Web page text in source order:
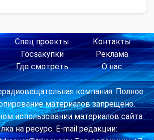
Спец проекты
Госзакупки
Где смотреть
Контакты
Реклама
О нас
компания. Полное
материалов запрещено.
использовании материалов сайта
на ресурс. E-mail редакции: